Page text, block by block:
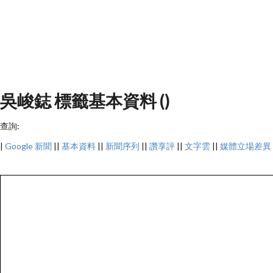
吳峻鋕 標籤基本資料 ()
查詢:
| Google 新聞 || 基本資料 || 新聞序列 || 讚享評 || 文字雲 || 媒體立場差異